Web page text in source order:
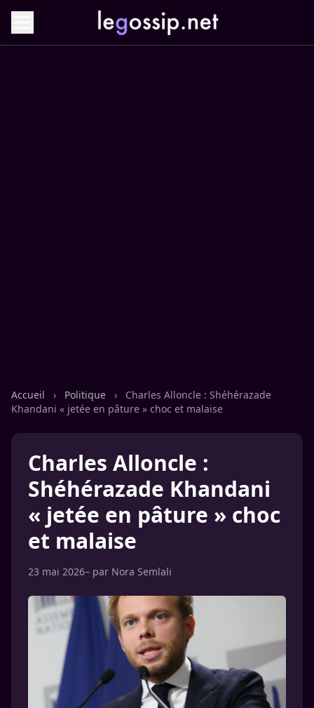
Accueil › Politique ›
Charles Alloncle : Shéhérazade
Khandani « jetée en pâture » choc et malaise
Charles Alloncle :
Shéhérazade Khandani
« jetée en pâture » choc
et malaise
23 mai 2026– par Nora Semlali